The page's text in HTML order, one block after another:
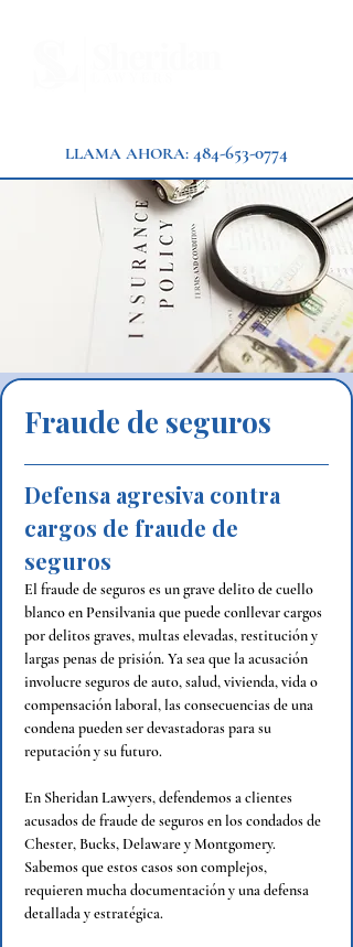
LLAMA AHORA: 484-653-0774
Fraude de seguros
Defensa agresiva contra
cargos de fraude de
seguros
El fraude de seguros es un grave delito de cuello
blanco en Pensilvania que puede conllevar cargos
por delitos graves, multas elevadas, restitución y
largas penas de prisión. Ya sea que la acusación
involucre seguros de auto, salud, vivienda, vida o
compensación laboral, las consecuencias de una
condena pueden ser devastadoras para su
reputación y su futuro.
En Sheridan Lawyers, defendemos a clientes
acusados de fraude de seguros en los condados de
Chester, Bucks, Delaware y Montgomery.
Sabemos que estos casos son complejos,
requieren mucha documentación y una defensa
detallada y estratégica.